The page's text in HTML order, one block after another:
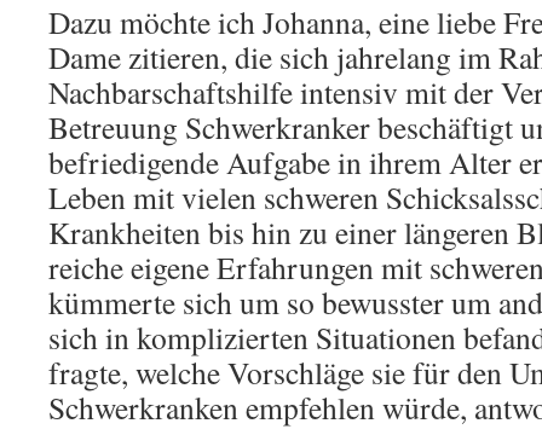
Dazu möchte ich Johanna, eine liebe
Dame zitieren, die sich jahrelang im
Nachbarschaftshilfe intensiv mit der
Betreuung Schwerkranker beschäftigt
befriedigende Aufgabe in ihrem Alter
Leben mit vielen schweren
Krankheiten bis hin zu einer längeren
reiche eigene Erfahrungen mit
kümmerte sich um so bewusster um
sich in komplizierten Situationen
fragte, welche Vorschläge sie für den
Schwerkranken empfehlen würde,